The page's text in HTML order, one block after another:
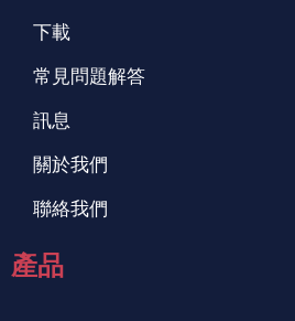
下載
常見問題解答
訊息
關於我們
聯絡我們
產品